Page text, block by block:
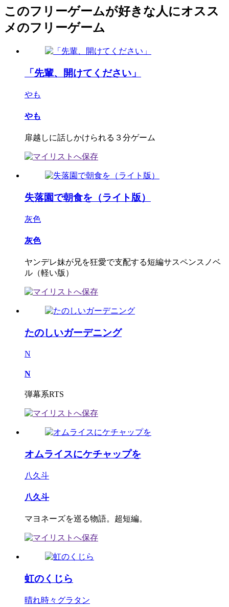
このフリーゲームが好きな人にオスス
メのフリーゲーム
「先輩、開けてください」
やも
やも
扉越しに話しかけられる３分ゲーム
失落園で朝食を（ライト版）
灰色
灰色
ヤンデレ妹が兄を狂愛で支配する短編サスペンスノベ
ル（軽い版）
たのしいガーデニング
N
N
弾幕系RTS
オムライスにケチャップを
八久斗
八久斗
マヨネーズを巡る物語。超短編。
虹のくじら
晴れ時々グラタン